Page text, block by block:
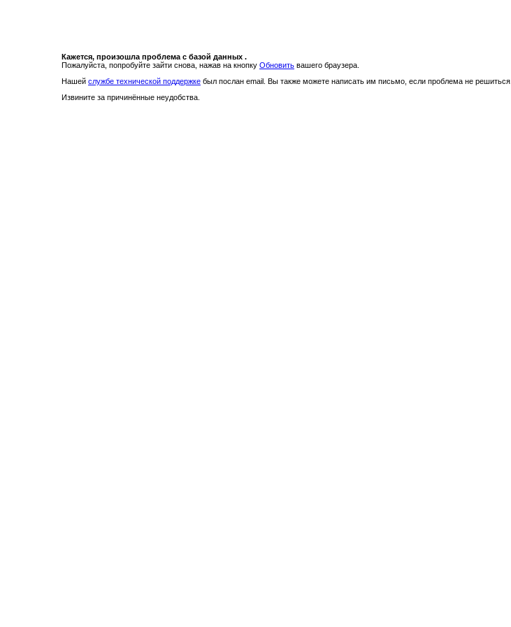
Кажется, произошла проблема с базой данных .
Пожалуйста, попробуйте зайти снова, нажав на кнопку Обновить вашего браузера.
Нашей службе технической поддержке был послан email. Вы также можете написать им письмо, если проблема не решиться.
Извините за причинённые неудобства.